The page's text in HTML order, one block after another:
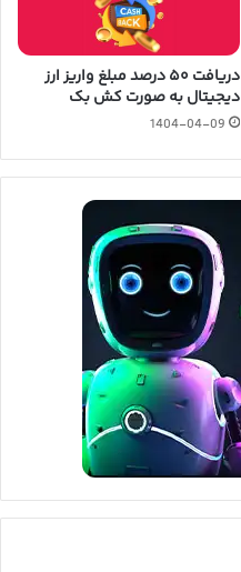
دریافت ۵۰ درصد مبلغ واریز ارز
دیجیتال به صورت کش بک
1404-04-09